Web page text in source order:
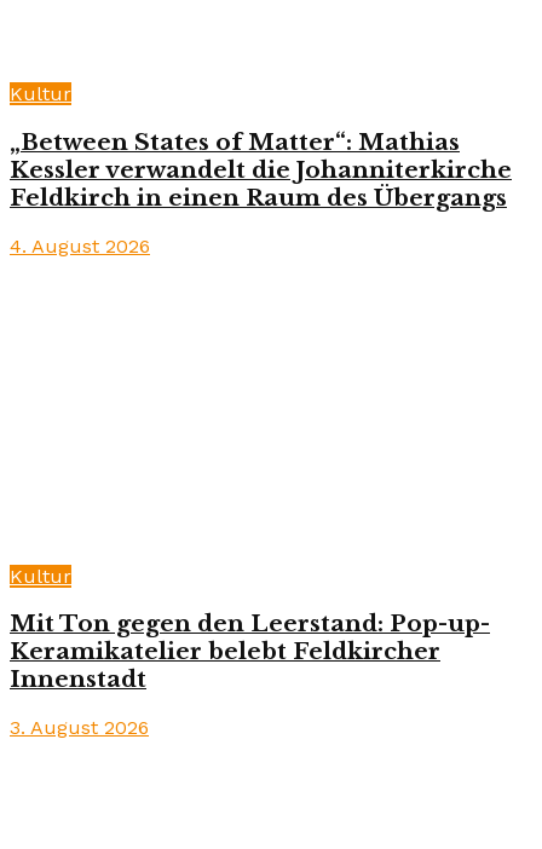
Kultur
„Between States of Matter“: Mathias
Kessler verwandelt die Johanniterkirche
Feldkirch in einen Raum des Übergangs
4. August 2026
Kultur
Mit Ton gegen den Leerstand: Pop-up-
Keramikatelier belebt Feldkircher
Innenstadt
3. August 2026